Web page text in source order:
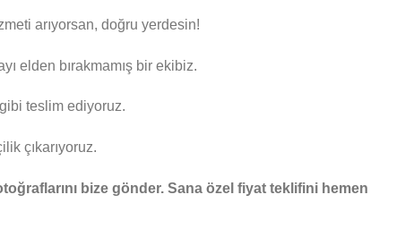
arıyorsan, doğru yerdesin!
elden bırakmamış bir ekibiz.
teslim ediyoruz.
çıkarıyoruz.
bize gönder. Sana özel fiyat teklifini hemen